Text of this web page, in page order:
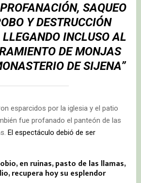
SAQUEO
Y DESTRUCCIÓN
LLEGANDO INCLUSO AL
DE MONJAS
DE SIJENA”
esparcidos por la iglesia y el patio
fue profanado el panteón de las
El espectáculo debió de ser
en ruinas, pasto de las llamas,
recupera hoy su esplendor